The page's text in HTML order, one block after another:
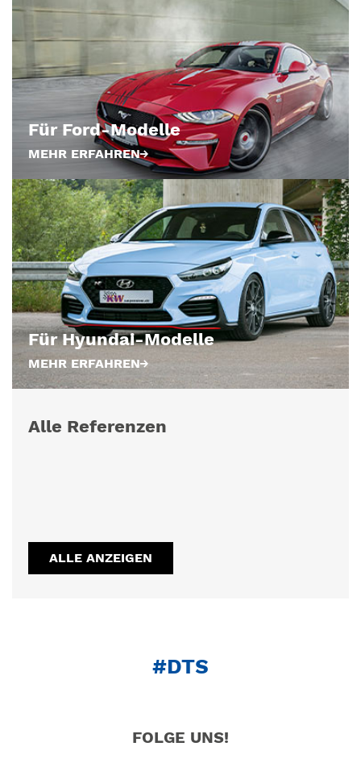
Für Ford-Modelle
MEHR ERFAHREN
Für Hyundai-Modelle
MEHR ERFAHREN
Alle Referenzen
ALLE ANZEIGEN
#DTS
FOLGE UNS!